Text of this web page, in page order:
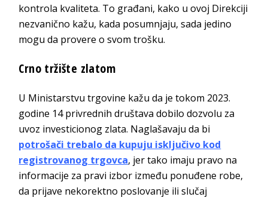
kontrola kvaliteta. To građani, kako u ovoj Direkciji
nezvanično kažu, kada posumnjaju, sada jedino
mogu da provere o svom trošku.
Crno tržište zlatom
U Ministarstvu trgovine kažu da je tokom 2023.
godine 14 privrednih društava dobilo dozvolu za
uvoz investicionog zlata. Naglašavaju da bi
potrošači trebalo da kupuju isključivo kod
registrovanog trgovca, jer tako imaju pravo na
informacije za pravi izbor između ponuđene robe,
da prijave nekorektno poslovanje ili slučaj